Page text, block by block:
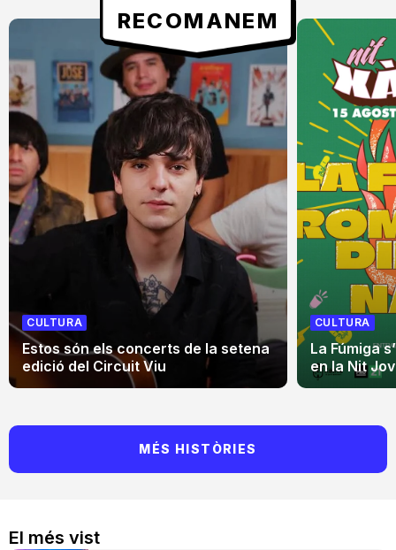
El més vist
RECOMANEM
CULTURA
Estos són els concerts de la setena
edició del Circuit Viu
CULTURA
La Fúmiga
en la Nit
MÉS HISTÒRIES